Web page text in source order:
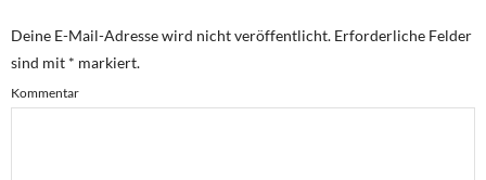
Deine E-Mail-Adresse wird nicht veröffentlicht. Erforderliche Felder
sind mit * markiert.
Kommentar